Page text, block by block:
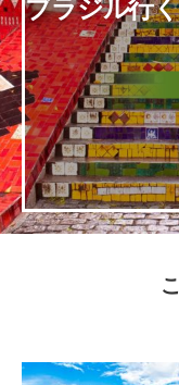
ブラジル行